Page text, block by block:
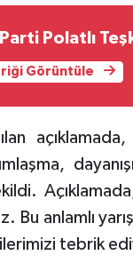
Polatlı
Görüntüle
Bu anlamlı
tebrik